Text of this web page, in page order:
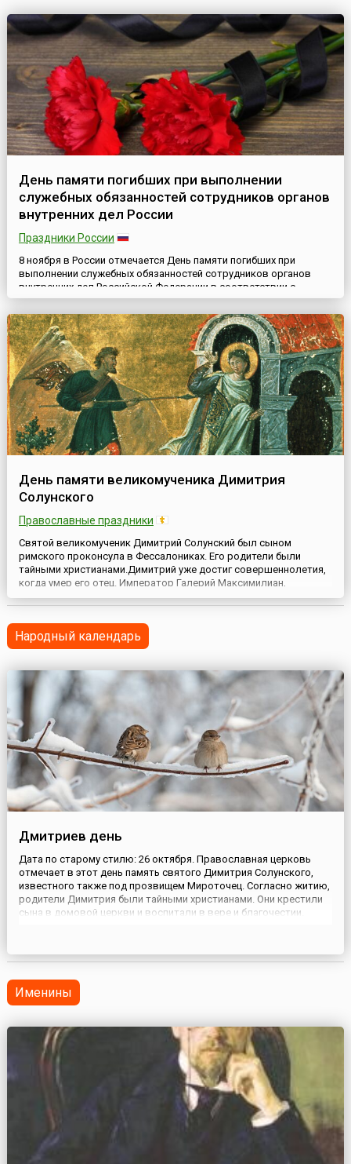
День памяти погибших при выполнении
служебных обязанностей сотрудников органов
внутренних дел России
Праздники России
8 ноября в России отмечается День памяти погибших при
выполнении служебных обязанностей сотрудников органов
внутренних дел Российской Федерации в соответствии с
приказом министра внутренних дел РФ от 17 марта 2017 года №
135. Раньше на основании приказа МВД России от 26 октября
2011 года № 1101 он назывался "День памяти погибших при
исполнении служебных обязанностей (обязанностей военной
службы) с...
День памяти великомученика Димитрия
Солунского
Православные праздники
Святой великомученик Димитрий Солунский был сыном
римского проконсула в Фессалониках. Его родители были
тайными христианами.Димитрий уже достиг совершеннолетия,
когда умер его отец. Император Галерий Максимилиан,
вступивший на престол в 305 году, вызвал юношу к себе и,
убедившись в его образованности и военно-административных
способностях, назначил на место отца проконсулом
Фессалоникийской об...
Народный календарь
Дмитриев день
Дата по старому стилю: 26 октября. Православная церковь
отмечает в этот день память святого Димитрия Солунского,
известного также под прозвищем Мироточец. Согласно житию,
родители Димитрия были тайными христианами. Они крестили
сына в домовой церкви и воспитали в вере и благочестии.
как открыт...
Именины